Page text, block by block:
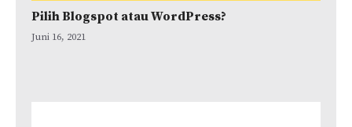
Pilih Blogspot atau WordPress?
Juni 16, 2021